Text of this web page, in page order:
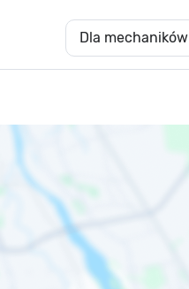
Dla mechaników